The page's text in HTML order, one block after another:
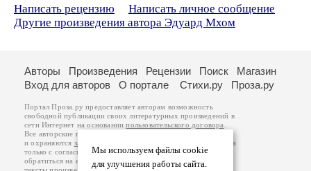
Написать рецензию
Написать личное сообщение
Другие произведения автора Эдуард Мхом
Мы используем файлы cookie
для улучшения работы сайта.
Авторы Произведения Рецензии Поиск
Магазин
Вход для авторов
О портале Стихи.ру Проза.ру
Портал Проза.ру предоставляет авторам возможность
свободной публикации своих литературных произведений в
сети Интернет на основаниипользовательского договора
Все авторские права на произведения принадлежат авторам
и охраняются законом
. Перепечатка произведений возможна
только с согласия его автора, к которому вы можете
обратиться на его авторской странице. Ответственность за